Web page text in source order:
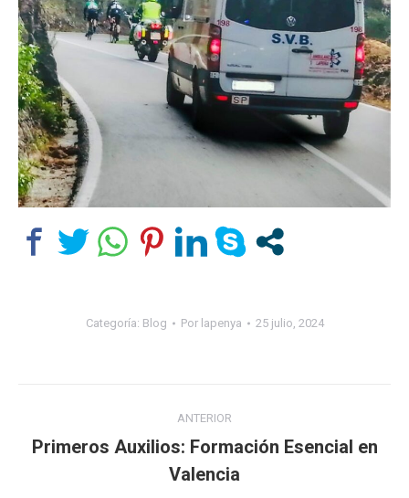
Categoría: Blog Por lapenya 25 julio, 2024
entre
ANTERIOR
Publicación
anterior:
Primeros Auxilios: Formación Esencial en
Valencia